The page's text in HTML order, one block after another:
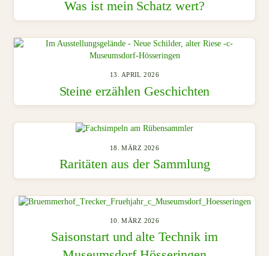
Was ist mein Schatz wert?
13. APRIL 2026
Steine erzählen Geschichten
18. MÄRZ 2026
Raritäten aus der Sammlung
10. MÄRZ 2026
Saisonstart und alte Technik im